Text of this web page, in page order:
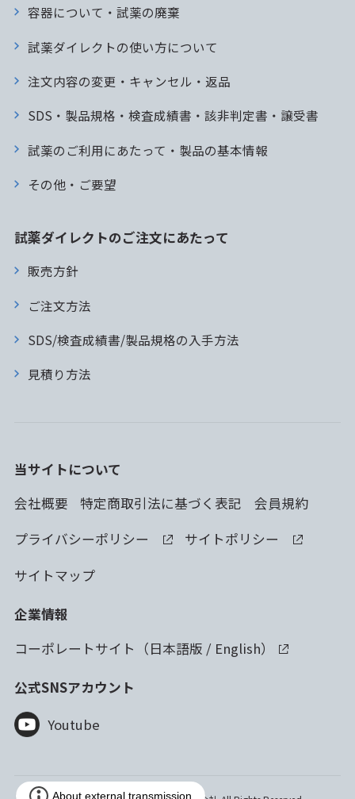
容器について・試薬の廃棄
試薬ダイレクトの使い方について
注文内容の変更・キャンセル・返品
SDS・製品規格・検査成績書・該非判定書・譲受書
試薬のご利用にあたって・製品の基本情報
その他・ご要望
試薬ダイレクトのご注文にあたって
販売方針
ご注文方法
SDS/検査成績書/製品規格の入手方法
見積り方法
当サイトについて
会社概要
特定商取引法に基づく表記
会員規約
プライバシーポリシー
サイトポリシー
サイトマップ
企業情報
コーポレートサイト（日本語版 / English）
公式SNSアカウント
Youtube